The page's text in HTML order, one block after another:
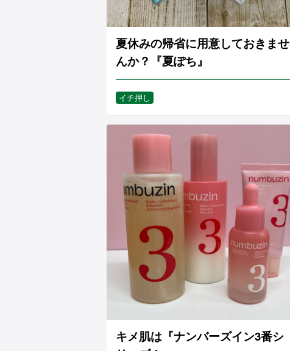
夏休みの帰省に用意しておきませ
んか？『夏ぽち』
イチ押し
キメ肌は『ナンバーズイン3番シ